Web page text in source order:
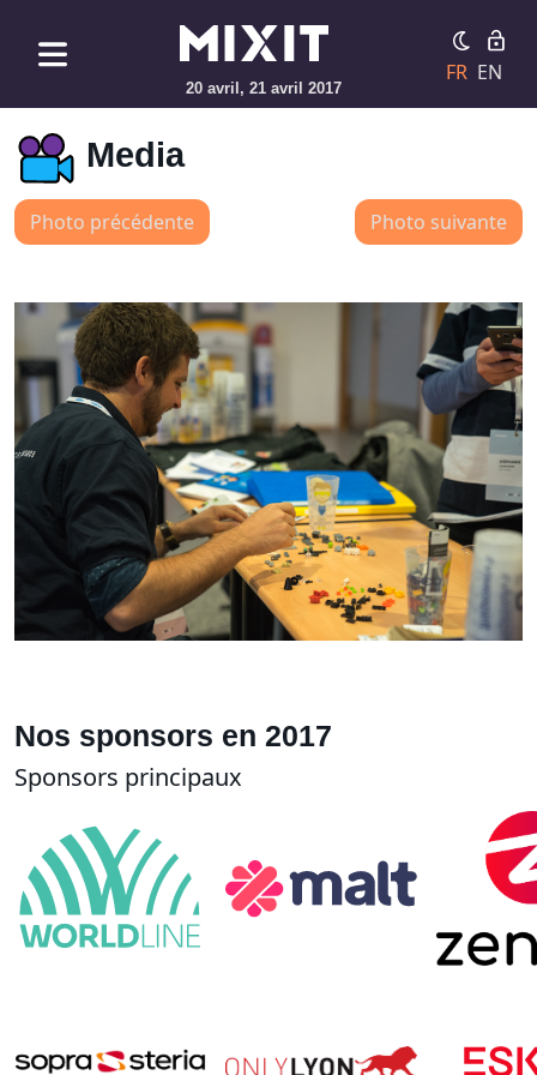
20 avril, 21 avril 2017
FR EN
Media
Photo précédente Photo suivante
Nos sponsors en 2017
Sponsors principaux